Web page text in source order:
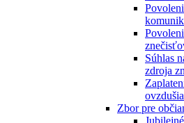
Súhlas
zdroja
ovzdušia
Zbor pre